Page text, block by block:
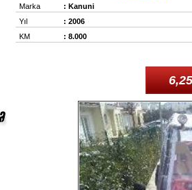
Marka
: Kanuni
Yıl
: 2006
KM
: 8.000